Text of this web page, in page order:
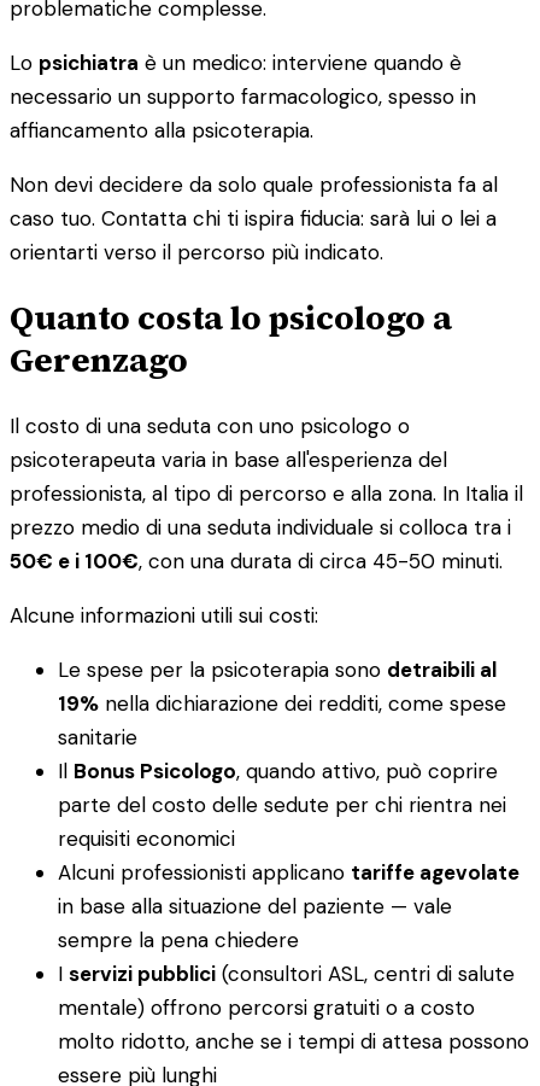
problematiche complesse.
Lo psichiatra è un medico: interviene quando è
necessario un supporto farmacologico, spesso in
affiancamento alla psicoterapia.
Non devi decidere da solo quale professionista fa al
caso tuo. Contatta chi ti ispira fiducia: sarà lui o lei a
orientarti verso il percorso più indicato.
Quanto costa lo psicologo a
Gerenzago
Il costo di una seduta con uno psicologo o
psicoterapeuta varia in base all'esperienza del
professionista, al tipo di percorso e alla zona. In Italia il
prezzo medio di una seduta individuale si colloca tra i
50€ e i 100€, con una durata di circa 45-50 minuti.
Alcune informazioni utili sui costi:
Le spese per la psicoterapia sono detraibili al
19% nella dichiarazione dei redditi, come spese
sanitarie
Il Bonus Psicologo, quando attivo, può coprire
parte del costo delle sedute per chi rientra nei
requisiti economici
Alcuni professionisti applicano tariffe agevolate
in base alla situazione del paziente — vale
sempre la pena chiedere
I servizi pubblici (consultori ASL, centri di salute
mentale) offrono percorsi gratuiti o a costo
molto ridotto, anche se i tempi di attesa possono
essere più lunghi